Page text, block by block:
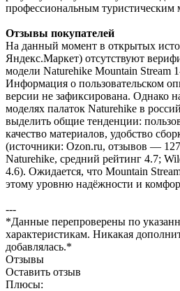
профессиональным туристическим
Отзывы покупателей
На данный момент в открытых
Яндекс.Маркет) отсутствуют
модели Naturehike Mountain Stream
Информация о пользовательском
версии не зафиксирована. Однако
моделях палаток Naturehike в
выделить общие тенденции:
качество материалов, удобство
(источники: Ozon.ru, отзывов —
Naturehike, средний рейтинг 4.7;
4.6). Ожидается, что Mountain
этому уровню надёжности и
---
*Данные перепроверены по
характеристикам. Никакая
добавлялась.*
Отзывы
Оставить отзыв
Плюсы: